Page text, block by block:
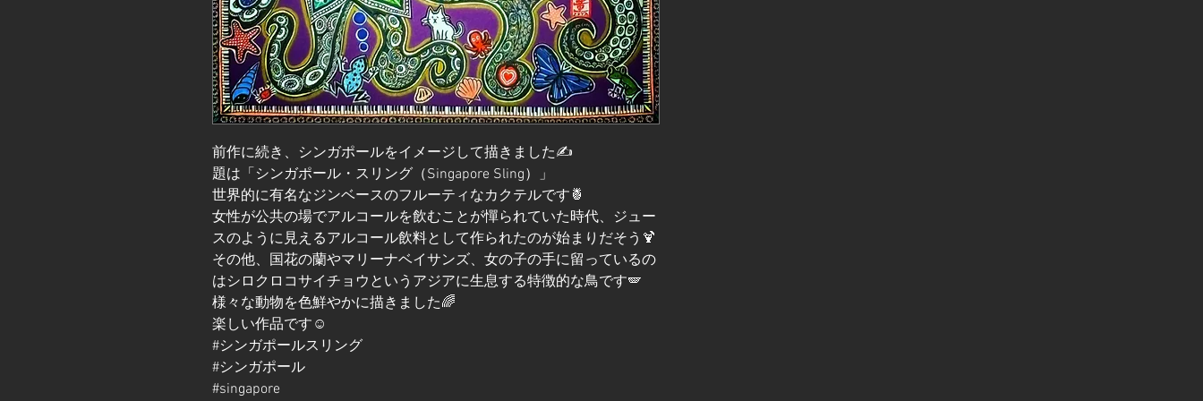
前作に続き、シンガポールをイメージして描きました✍️
題は「シンガポール・スリング（Singapore Sling）」
世界的に有名なジンベースのフルーティなカクテルです🍍
女性が公共の場でアルコールを飲むことが憚られていた時代、ジュー
スのように見えるアルコール飲料として作られたのが始まりだそう🍹
その他、国花の蘭やマリーナベイサンズ、女の子の手に留っているの
はシロクロコサイチョウというアジアに生息する特徴的な鳥です🪽
様々な動物を色鮮やかに描きました🌈
楽しい作品です☺️
#シンガポールスリング
#シンガポール
#singapore